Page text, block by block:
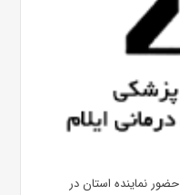
نماینده استان در